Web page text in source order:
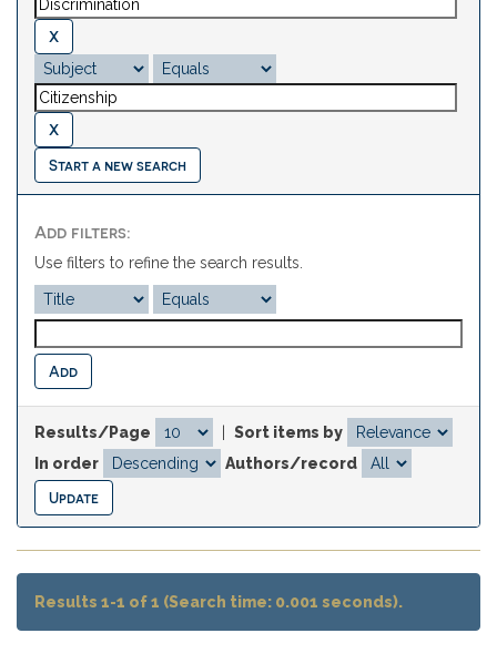
Start a new search
Add filters:
Use filters to refine the search results.
Results/Page
Sort items by
In order
Authors/record
Results 1-1 of 1 (Search time: 0.001 seconds).